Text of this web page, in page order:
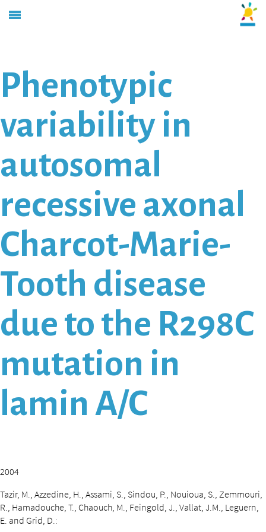
Phenotypic
variability in
autosomal
recessive axonal
Charcot-Marie-
Tooth disease
due to the R298C
mutation in
lamin A/C
2004
Tazir, M., Azzedine, H., Assami, S., Sindou, P., Nouioua, S., Zemmouri,
R., Hamadouche, T., Chaouch, M., Feingold, J., Vallat, J.M., Leguern,
E. and Grid, D.: